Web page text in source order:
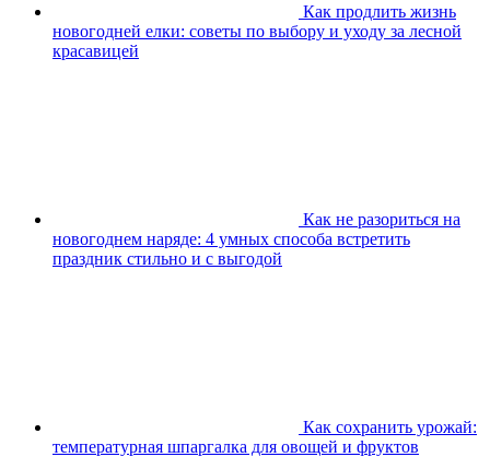
Как продлить жизнь
новогодней елки: советы по выбору и уходу за лесной
красавицей
Как не разориться на
новогоднем наряде: 4 умных способа встретить
праздник стильно и с выгодой
Как сохранить урожай:
температурная шпаргалка для овощей и фруктов